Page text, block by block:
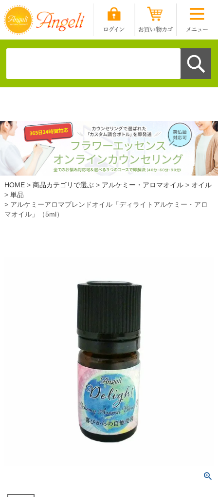
HOME 商品カテゴリで選ぶ アルケミー・アロマオイル
オイル
単品
アルケミーアロマブレンドオイル「ディライトアルケミー・アロ
マオイル」（5ml）